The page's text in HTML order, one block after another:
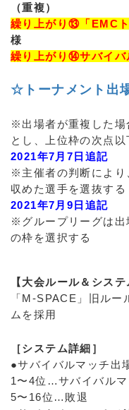
（重複）
繰り上がり⑬「EMC
様
繰り上がり⑭サバイバ
☆トーナメント出
※出場者が重複した
とし、上位枠の次点
2021年7月7日追記
※主催者の判断により
収めた選手を選抜する
2021年7月9日追記
※グループリーグは出
の枠を選択する
【大会ルール＆システ
「M-SPACE」旧ル
ムを採用
［システム詳細］
●サバイバルマッチ出
1〜4位…サバイバルマ
5〜16位…敗退